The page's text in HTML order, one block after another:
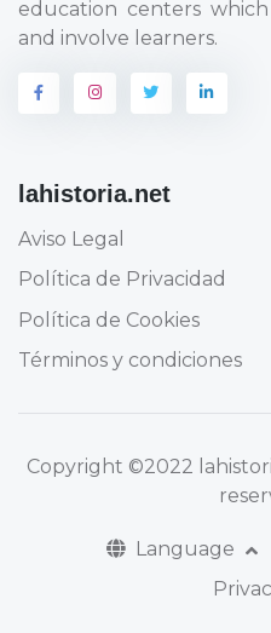
education centers
and involve learners.
lahistoria.net
Aviso Legal
Política de Privacidad
Política de Cookies
Términos y condiciones
Copyright ©2022
Language